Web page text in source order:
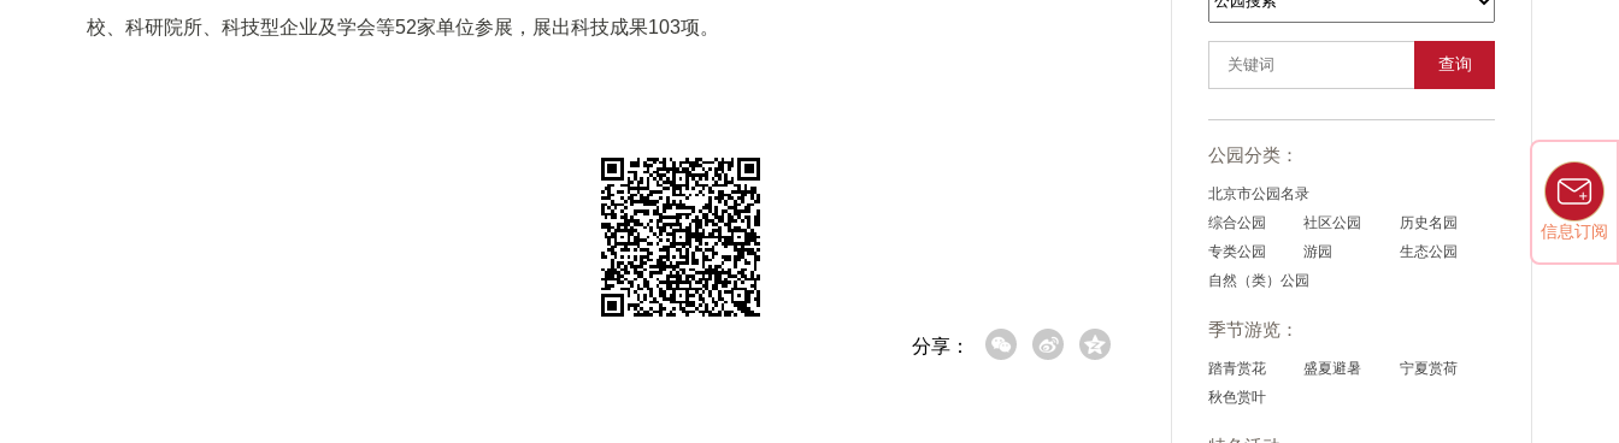
信息订阅
校、科研院所、科技型企业及学会等52家单位参展，展出科技成果103项。
分享：
查询
公园分类：
北京市公园名录
综合公园
社区公园
历史名园
专类公园
游园
生态公园
自然（类）公园
季节游览：
踏青赏花 盛夏避暑
宁夏赏荷
秋色赏叶